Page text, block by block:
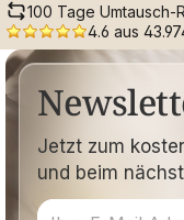
100 Tage Umtausch-
4.6 aus
Jetzt zum
und beim